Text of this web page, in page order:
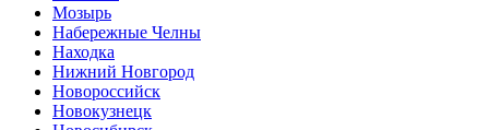
Мозырь
Набережные Челны
Находка
Нижний Новгород
Новороссийск
Новокузнецк